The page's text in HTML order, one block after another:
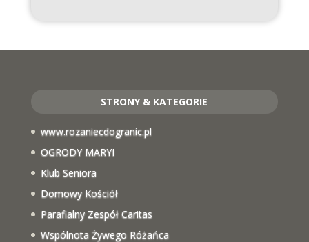
STRONY & KATEGORIE
www.rozaniecdogranic.pl
OGRODY MARYI
Klub Seniora
Domowy Kościół
Parafialny Zespół Caritas
Wspólnota Żywego Różańca